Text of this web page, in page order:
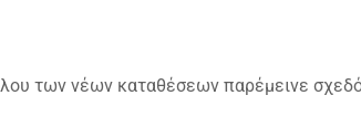
των νέων καταθέσεων παρέμεινε